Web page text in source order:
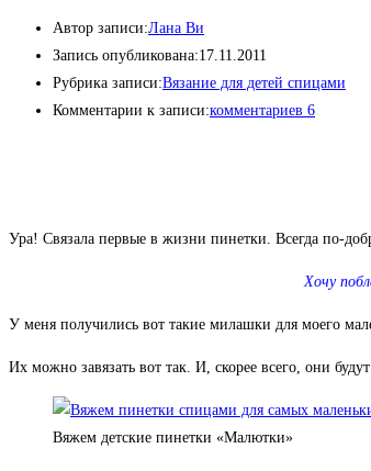
Автор записи:Лана Ви
Запись опубликована:17.11.2011
Рубрика записи:Вязание для детей спицами
Комментарии к записи:комментариев 6
Ура! Связала первые в жизни пинетки. Всегда по-
Хочу
У меня получились вот такие милашки для моего
Их можно завязать вот так. И, скорее всего, они
Вяжем детские пинетки «Малютки»